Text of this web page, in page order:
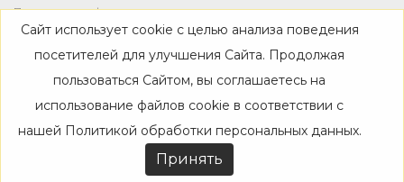
Политика конфиденциальности
Магазин
Каталог
Дизайнерам
Акции
Сайт использует cookie с целью анализа поведения
посетителей для улучшения Сайта. Продолжая
пользоваться Сайтом, вы соглашаетесь на
использование файлов cookie в соответствии с
нашей Политикой обработки персональных данных.
Принять